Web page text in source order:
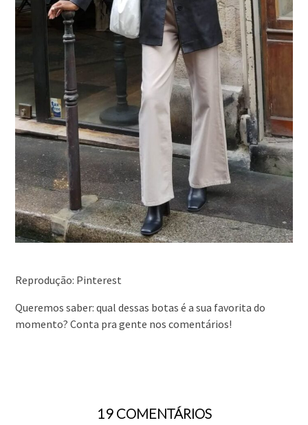
Reprodução: Pinterest
Queremos saber: qual dessas botas é a sua favorita do
momento? Conta pra gente nos comentários!
19 COMENTÁRIOS